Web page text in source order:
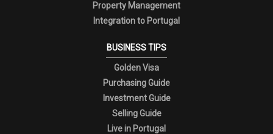
Property Management
Integration to Portugal
BUSINESS TIPS
Golden Visa
Purchasing Guide
Investment Guide
Selling Guide
Live in Portugal